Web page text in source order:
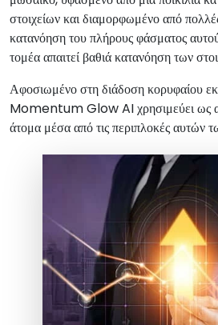
στοιχείων και διαμορφωμένο από
κατανόηση του πλήρους φάσματος
τομέα απαιτεί βαθιά κατανόηση των
Αφοσιωμένο στη διάδοση κορυφαίου
Momentum Glow AI χρησιμεύει ως
άτομα μέσα από τις περιπλοκές αυτών